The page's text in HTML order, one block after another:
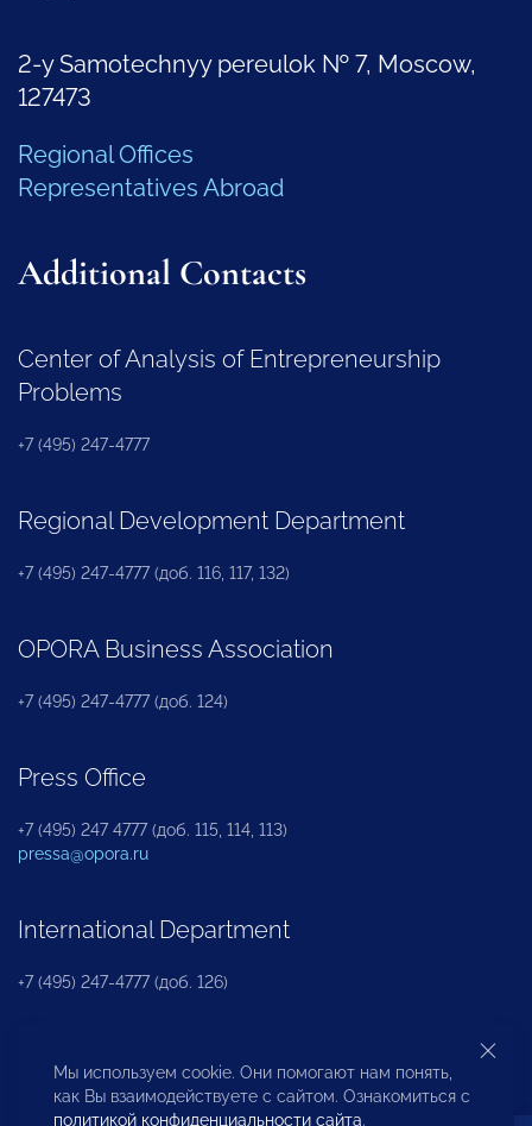
2-y Samotechnyy pereulok № 7, Moscow,
127473
Regional Offices
Representatives Abroad
Additional Contacts
Center of Analysis of Entrepreneurship
Problems
+7 (495) 247-4777
Regional Development Department
+7 (495) 247-4777 (доб. 116, 117, 132)
OPORA Business Association
+7 (495) 247-4777 (доб. 124)
Press Office
+7 (495) 247 4777 (доб. 115, 114, 113)
pressa@opora.ru
International Department
+7 (495) 247-4777 (доб. 126)
Business and Investment Rights Protection
Department
Мы используем cookie. Они помогают нам понять,
как Вы взаимодействуете с сайтом. Ознакомиться с
политикой конфиденциальности сайта.